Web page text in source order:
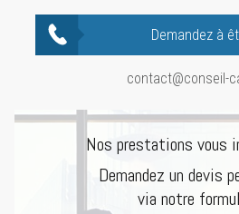
Demandez à
contact@conseil-
Nos prestations vous
Demandez un devis
via notre